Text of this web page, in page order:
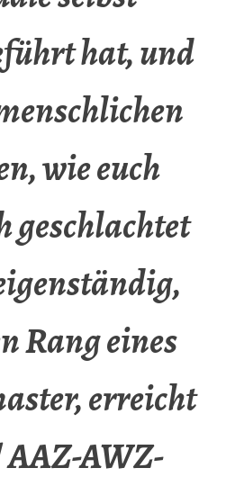
hat, und
wie euch
geschlachtet
Rang eines
erreicht
AWZ-